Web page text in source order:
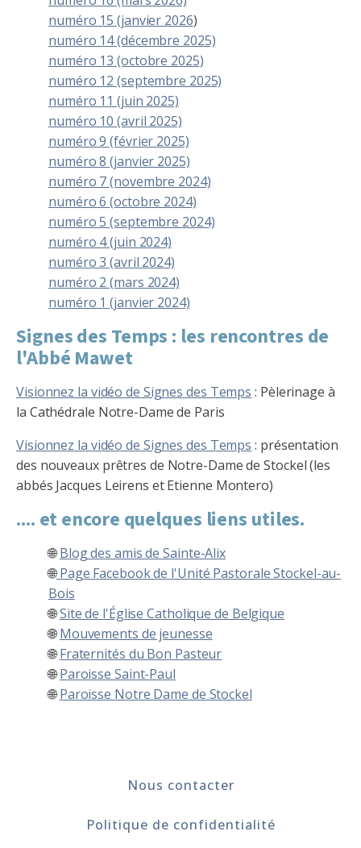
numéro 15 (janvier 2026)
numéro 14 (décembre 2025)
numéro 13 (octobre 2025)
numéro 12 (septembre 2025)
numéro 11 (juin 2025)
numéro 10 (avril 2025)
numéro 9 (février 2025)
numéro 8 (janvier 2025)
numéro 7 (novembre 2024)
numéro 6 (octobre 2024)
numéro 5 (septembre 2024)
numéro 4 (juin 2024)
numéro 3 (avril 2024)
numéro 2 (mars 2024)
numéro 1 (janvier 2024)
Signes des Temps : les rencontres de
l'Abbé Mawet
Visionnez la vidéo de Signes des Temps : Pèlerinage à
la Cathédrale Notre-Dame de Paris
Visionnez la vidéo de Signes des Temps : présentation
des nouveaux prêtres de Notre-Dame de Stockel (les
abbés Jacques Leirens et Etienne Montero)
.... et encore quelques liens utiles.
🌐Blog des amis de Sainte-Alix
🌐Page Facebook de l'Unité Pastorale Stockel-au-
Bois
🌐Site de l'Église Catholique de Belgique
🌐Mouvements de jeunesse
🌐Fraternités du Bon Pasteur
🌐Paroisse Saint-Paul
🌐Paroisse Notre Dame de Stockel
Nous contacter
Politique de confidentialité